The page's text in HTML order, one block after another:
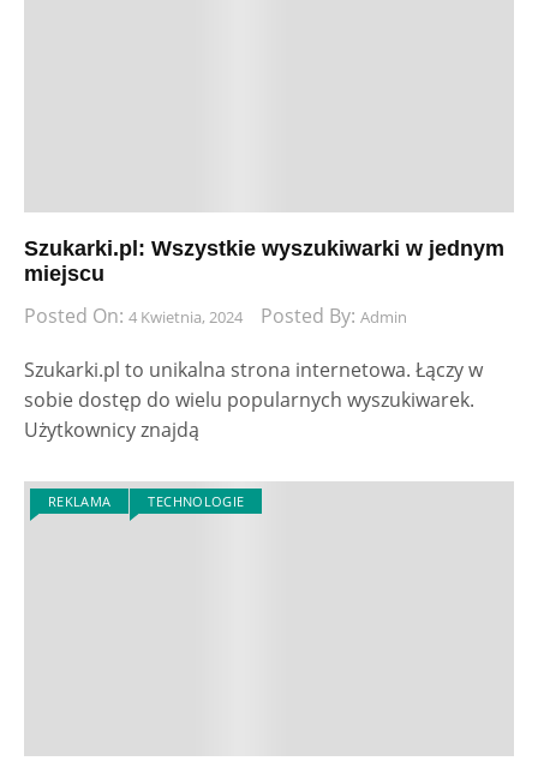
Szukarki.pl: Wszystkie wyszukiwarki w jednym
miejscu
Posted On: 4 Kwietnia, 2024 Posted By: Admin
Szukarki.pl to unikalna strona internetowa. Łączy w
sobie dostęp do wielu popularnych wyszukiwarek.
Użytkownicy znajdą
REKLAMA TECHNOLOGIE